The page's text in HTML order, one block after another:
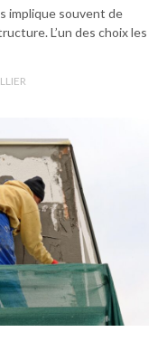
implique souvent de
L’un des choix les